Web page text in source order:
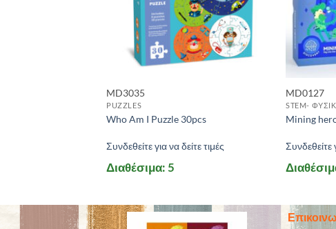
MD3035
PUZZLES
Who Am I Puzzle 30pcs
Συνδεθείτε για να δείτε τιμές
Διαθέσιμα: 5
MD0127
STEM-
Mining
Συνδεθείτε